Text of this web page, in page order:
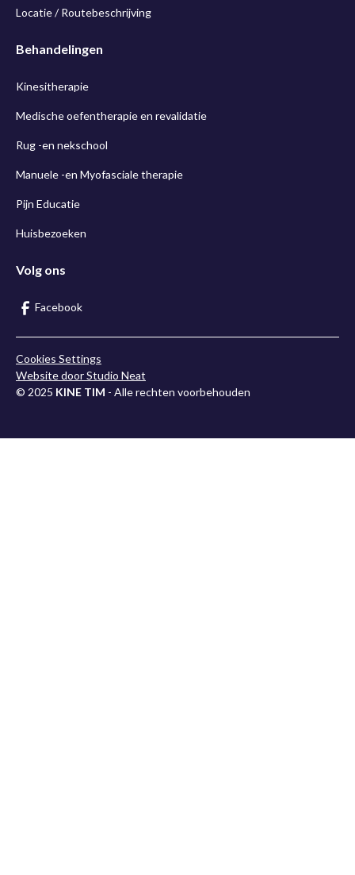
Locatie / Routebeschrijving
Behandelingen
Kinesitherapie
Medische oefentherapie en revalidatie
Rug -en nekschool
Manuele -en Myofasciale therapie
Pijn Educatie
Huisbezoeken
Volg ons
Facebook
© 2025 KINE TIM - Alle rechten voorbehouden
Cookies Settings
Website door Studio Neat